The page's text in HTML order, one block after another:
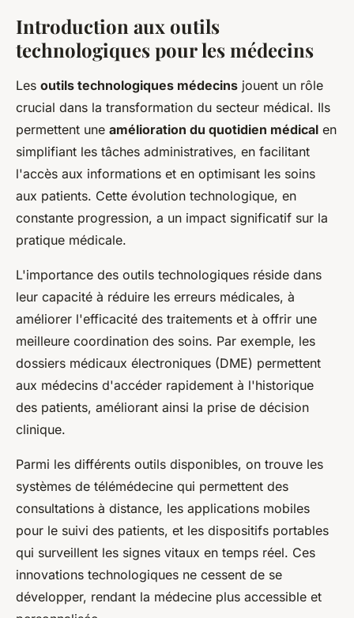
Introduction aux outils
technologiques pour les médecins
Les outils technologiques médecins jouent un rôle
crucial dans la transformation du secteur médical. Ils
permettent une amélioration du quotidien médical en
simplifiant les tâches administratives, en facilitant
l'accès aux informations et en optimisant les soins
aux patients. Cette évolution technologique, en
constante progression, a un impact significatif sur la
pratique médicale.
L'importance des outils technologiques réside dans
leur capacité à réduire les erreurs médicales, à
améliorer l'efficacité des traitements et à offrir une
meilleure coordination des soins. Par exemple, les
dossiers médicaux électroniques (DME) permettent
aux médecins d'accéder rapidement à l'historique
des patients, améliorant ainsi la prise de décision
clinique.
Parmi les différents outils disponibles, on trouve les
systèmes de télémédecine qui permettent des
consultations à distance, les applications mobiles
pour le suivi des patients, et les dispositifs portables
qui surveillent les signes vitaux en temps réel. Ces
innovations technologiques ne cessent de se
développer, rendant la médecine plus accessible et